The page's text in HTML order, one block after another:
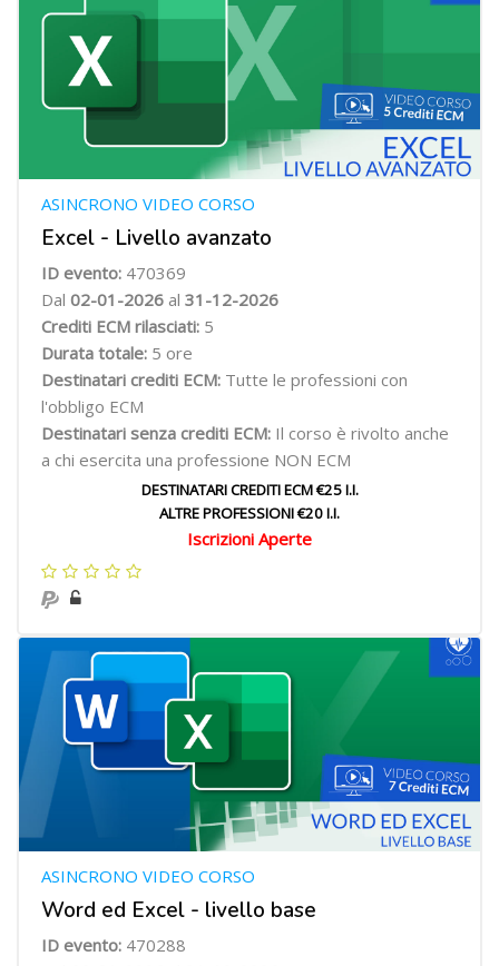
Excel - Livello avanzato
ASINCRONO VIDEO CORSO
ID evento: 470369
Dal 02-01-2026 al 31-12-2026
Crediti ECM rilasciati: 5
Durata totale: 5 ore
Destinatari crediti ECM: Tutte le professioni con
l'obbligo ECM
Destinatari senza crediti ECM: Il corso è rivolto anche
a chi esercita una professione NON ECM
DESTINATARI CREDITI ECM €25 I.I.
ALTRE PROFESSIONI €20 I.I.
Iscrizioni Aperte
Word ed Excel - livello base
ASINCRONO VIDEO CORSO
ID evento: 470288